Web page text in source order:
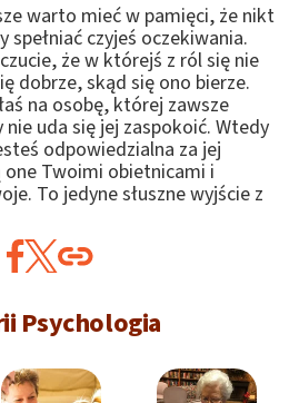
warto mieć w pamięci, że nikt
spełniać czyjeś oczekiwania.
że w którejś z ról się nie
dobrze, skąd się ono bierze.
na osobę, której zawsze
nie uda się jej zaspokoić. Wtedy
odpowiedzialna za jej
one Twoimi obietnicami i
To jedyne słuszne wyjście z
Psychologia